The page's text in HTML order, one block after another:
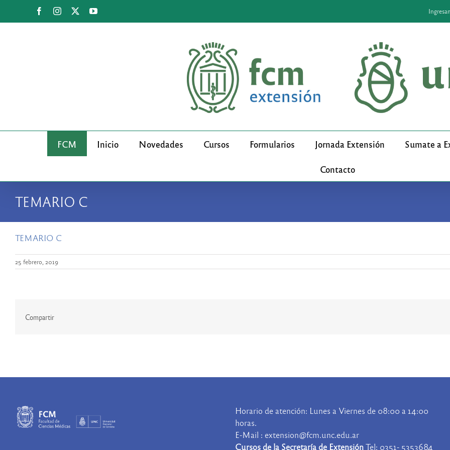
FacebookInstagram YouTube
FCM Inicio Novedades Cursos Formularios Jornada Extensión Sumate a
Contacto
TEMARIO C
TEMARIO C
25 febrero, 2019
Compartir
Horario de atención: Lunes a Viernes de 08:00 a 14:00
horas.
E-Mail : extension@fcm.unc.edu.ar
Cursos de la Secretaría de ExtensiónTel: 0351- 5353684